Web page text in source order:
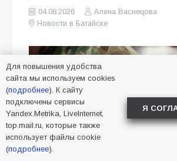
04.08.2026
Алена Васнецова
Новости в Батайске
Для повышения удобства
сайта мы используем cookies
(подробнее). К сайту
подключены сервисы
Yandex.Metrika, LiveInternet,
top.mail.ru, которые также
использует файлы cookie
(подробнее).
Я